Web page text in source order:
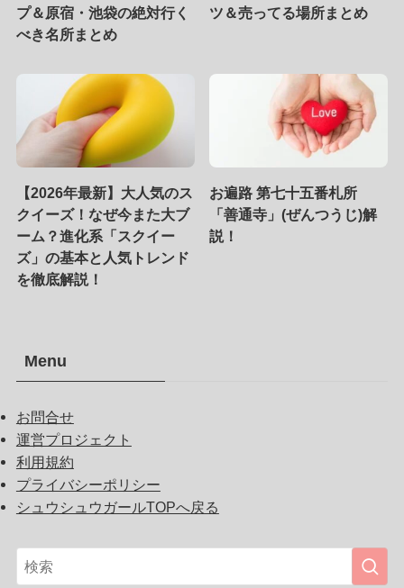
プ＆原宿・池袋の絶対行く
べき名所まとめ
ツ＆売ってる場所まとめ
【2026年最新】大人気のス
クイーズ！なぜ今また大ブ
ーム？進化系「スクイー
ズ」の基本と人気トレンド
を徹底解説！
お遍路 第七十五番札所
「善通寺」(ぜんつうじ)解
説！
Menu
お問合せ
運営プロジェクト
利用規約
プライバシーポリシー
シュウシュウガールTOPへ戻る